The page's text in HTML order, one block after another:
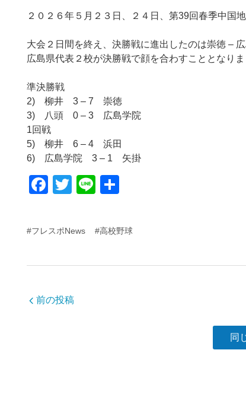
２０２６年５月２３日、２４日、第39回春季中国
大会２日間を終え、決勝戦に進出したのは崇徳 –
広島県代表２校が決勝戦で顔を合わすこととなりま
準決勝戦
2) 柳井 3 – 7 崇徳
3) 八頭 0 – 3 広島学院
1回戦
5) 柳井 6 – 4 浜田
6) 広島学院 3 – 1 矢掛
F
c
e
b
o
T
Li
e
#フレスポNews #高校野球
前の投稿
同